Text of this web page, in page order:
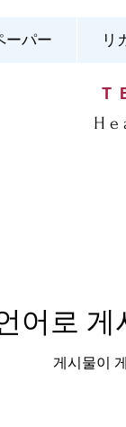
ーパー リ
어로 게
게시물이